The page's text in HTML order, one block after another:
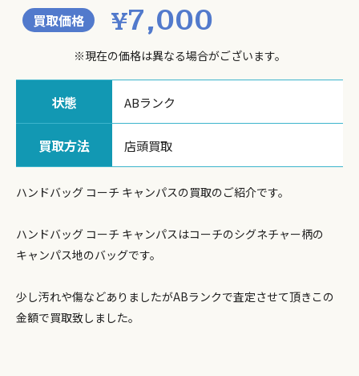
買取価格 ¥7,000
※現在の価格は異なる場合がございます。
状態 ABランク
買取方法 店頭買取
ハンドバッグ コーチ キャンパスの買取のご紹介です。
ハンドバッグ コーチ キャンパスはコーチのシグネチャー柄の
キャンパス地のバッグです。
少し汚れや傷などありましたがABランクで査定させて頂きこの
金額で買取致しました。